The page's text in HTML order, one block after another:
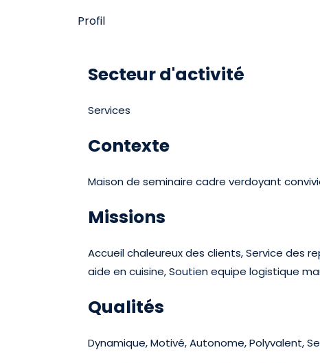
Profil
Secteur d'activité
Services
Contexte
Maison de seminaire cadre verdoyant
Missions
Accueil chaleureux des clients, Service des
aide en cuisine, Soutien equipe logistique
Qualités
Dynamique, Motivé, Autonome, Polyvalent,